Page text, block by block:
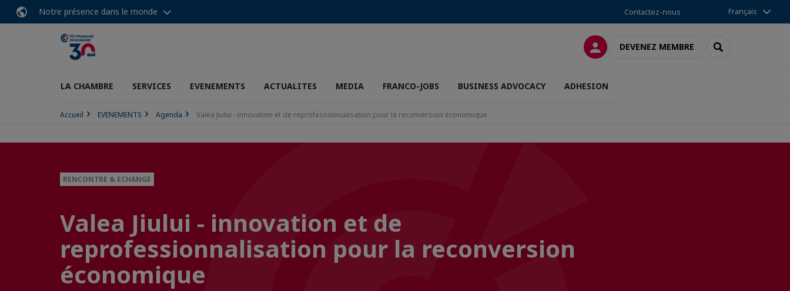
Notre présence dans le monde Contactez-nous Français
CONNEXIONDEVENEZ MEMBRE RECHERCHER
LA CHAMBRE SERVICES EVENEMENTS ACTUALITES MEDIA FRANCO-JOBS BUSINESS ADVOCACY ADHESION
Accueil EVENEMENTS Agenda Valea Jiului - innovation et de reprofessionnalisation pour la reconversion économique
RENCONTRE & ECHANGE
Valea Jiului - innovation et de
reprofessionnalisation pour la reconversion
économique